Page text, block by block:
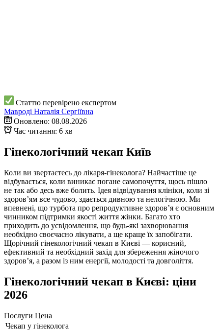
Статтю перевірено експертом
Мавроді Наталія Сергіївна
Оновлено: 08.08.2026
Час читання: 6 хв
Гінекологічний чекап Київ
Коли ви звертаєтесь до лікаря-гінеколога? Найчастіше це
відбувається, коли виникає погане самопочуття, щось пішло
не так або десь вже болить. Ідея відвідування клініки, коли зі
здоров’ям все чудово, здається дивною та нелогічною. Ми
впевнені, що турбота про репродуктивне здоров’я є основним
чинником підтримки якості життя жінки. Багато хто
приходить до усвідомлення, що будь-які захворювання
необхідно своєчасно лікувати, а ще краще їх запобігати.
Щорічний гінекологічний чекап в Києві — корисний,
ефективний та необхідний захід для збереження жіночого
здоров’я, а разом із ним енергії, молодості та довголіття.
Гінекологічний чекап в Києві: ціни
2026
Послуги Цена
Чекап у гінеколога